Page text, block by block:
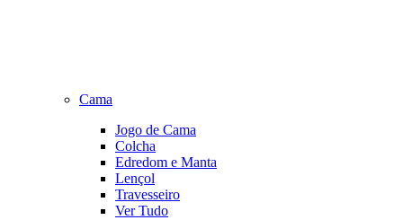
Cama
Jogo de Cama
Colcha
Edredom e Manta
Lençol
Travesseiro
Ver Tudo